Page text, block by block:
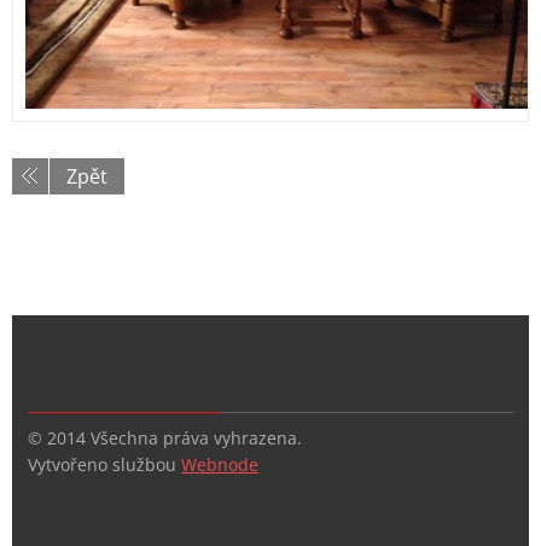
Zpět
© 2014 Všechna práva vyhrazena.
Vytvořeno službou Webnode